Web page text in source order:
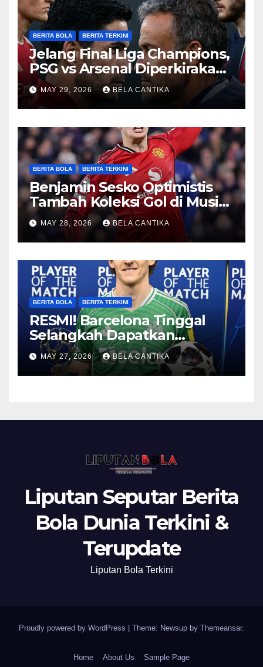
BERITA BOLA BERITA TERKINI
Jelang Final Liga Champions,
PSG vs Arsenal Diperkirakan
Sengit
MAY 29, 2026 BELA CANTIKA
BERITA BOLA BERITA TERKINI
Benjamin Sesko Optimistis
Tambah Koleksi Gol di Musim
2026/27
MAY 28, 2026 BELA CANTIKA
BERITA BOLA BERITA TERKINI
RESMI! Barcelona Tinggal
Selangkah Dapatkan
Anthony Gordon
MAY 27, 2026 BELA CANTIKA
Liputan Seputar Berita
Bola Dunia Terkini &
Terupdate
Liputan Bola Terkini
Proudly powered by WordPress | Theme: Newsup by Themeansar.
Home About Us Sample Page